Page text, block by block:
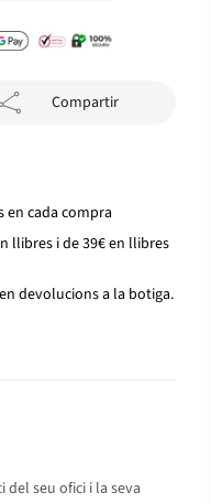
Compartir
en cada compra
llibres i de 39€ en llibres
devolucions a la botiga.
seu ofici i la seva